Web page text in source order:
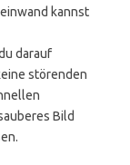
kannst
darauf
störenden
Bild